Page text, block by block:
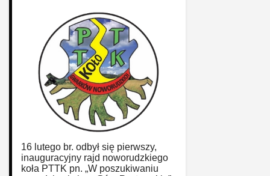
16 lutego br. odbył się pierwszy,
inauguracyjny rajd noworudzkiego
koła PTTK pn. „W poszukiwaniu